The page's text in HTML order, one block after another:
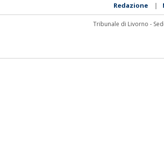
Redazione |
Tribunale di Livorno -